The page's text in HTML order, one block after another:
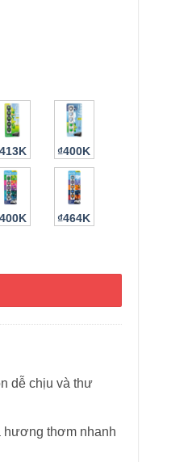
HÌNH THẬT
₫400K
₫464K
/ Set 5 cái (Hawaiian Aloha)
dễ chịu và thư
hương thơm nhanh